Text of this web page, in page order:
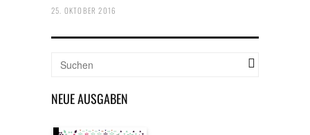
25. OKTOBER 2016
NEUE AUSGABEN